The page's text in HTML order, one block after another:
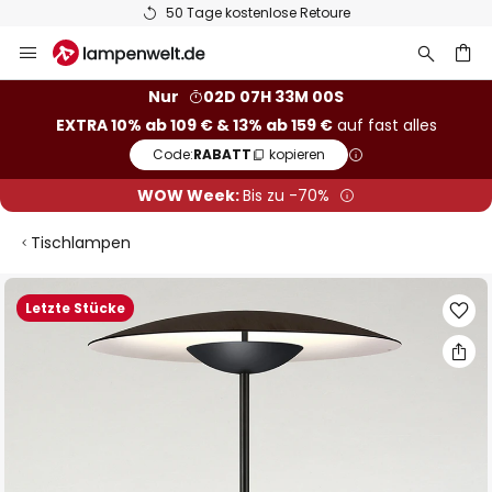
50 Tage kostenlose Retoure
Inhalt
Nur
02D 07H 32M 59S
EXTRA 10% ab 109 € & 13% ab 159 €auf fast alles
Code:RABATT kopieren
WOW Week:Bis zu -70%
Tischlampen
Letzte Stücke
Zum
Ende